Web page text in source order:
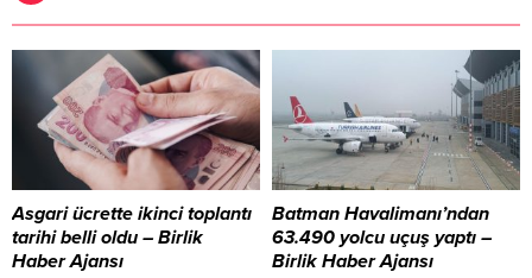
Asgari ücrette ikinci toplantı
tarihi belli oldu – Birlik
Haber Ajansı
Batman Havalimanı’ndan
63.490 yolcu uçuş yaptı –
Birlik Haber Ajansı